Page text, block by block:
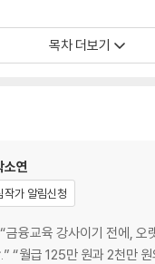
의 돈 전쟁: 마이너스 출발
초년생의 현실과 감정들
연한가요?
않는 나는 실패한 걸까?
꾸고 있나요?
의 ‘파이어 계획서’를 작성해
을 지키는 시스템 만들기
목차 더보기
소연
작가 알림신청
융교육 강사이기 전에, 오
“월급 125만 원과 2천만